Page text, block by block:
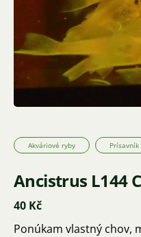
Akváriové ryby Prísavník
Ancistrus L144
40 Kč
Ponúkam vlastný chov,